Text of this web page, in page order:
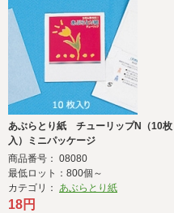
あぶらとり紙 チューリップN（10枚
入）ミニパッケージ
商品番号： 08080
最低ロット：800個～
カテゴリ： あぶらとり紙
18円